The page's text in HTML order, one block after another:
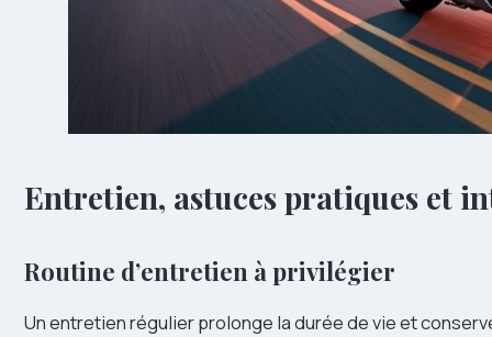
Entretien, astuces pratiques et
Routine d’entretien à privilégier
Un entretien régulier prolonge la durée de vie et